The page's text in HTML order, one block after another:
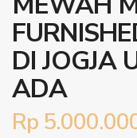
DI JOGJA
ADA
Rp